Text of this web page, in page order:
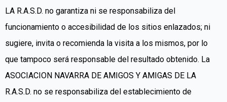
LA R.A.S.D. no garantiza ni se responsabiliza del
funcionamiento o accesibilidad de los sitios enlazados; ni
sugiere, invita o recomienda la visita a los mismos, por lo
que tampoco será responsable del resultado obtenido. La
ASOCIACION NAVARRA DE AMIGOS Y AMIGAS DE LA
R.A.S.D. no se responsabiliza del establecimiento de